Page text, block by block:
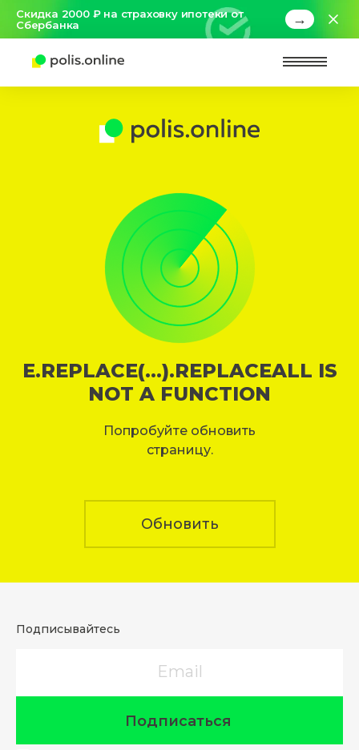
Скидка 2000 ₽ на страховку ипотеки от
Сбербанка
→
E.REPLACE(...).REPLACEALL IS
NOT A FUNCTION
Попробуйте обновить
страницу.
Обновить
Подписывайтесь
Подписаться